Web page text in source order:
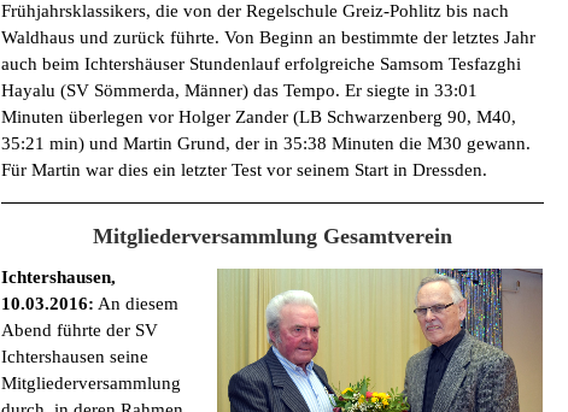
Frühjahrsklassikers, die von der Regelschule Greiz-Pohlitz bis nach
Waldhaus und zurück führte. Von Beginn an bestimmte der letztes Jahr
auch beim Ichtershäuser Stundenlauf erfolgreiche Samsom Tesfazghi
Hayalu (SV Sömmerda, Männer) das Tempo. Er siegte in 33:01
Minuten überlegen vor Holger Zander (LB Schwarzenberg 90, M40,
35:21 min) und Martin Grund, der in 35:38 Minuten die M30 gewann.
Für Martin war dies ein letzter Test vor seinem Start in Dressden.
Mitgliederversammlung Gesamtverein
Ichtershausen,
10.03.2016: An diesem
Abend führte der SV
Ichtershausen seine
Mitgliederversammlung